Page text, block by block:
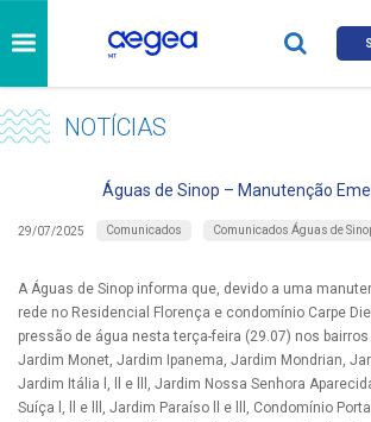
NOTÍCIAS
Águas de Sinop – Manutenção
29/07/2025 Comunicados Comunicados Águas de
A Águas de Sinop informa que, devido a uma
rede no Residencial Florença e condomínio Carpe
pressão de água nesta terça-feira (29.07) nos
Jardim Monet, Jardim Ipanema, Jardim Mondrian,
Jardim Itália l, ll e lll, Jardim Nossa Senhora
Suíça l, ll e lll, Jardim Paraíso ll e lll, Condomínio